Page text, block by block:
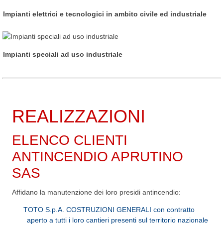
Impianti elettrici e tecnologici in ambito civile ed industriale
Impianti speciali ad uso industriale
REALIZZAZIONI
ELENCO CLIENTI
ANTINCENDIO APRUTINO
SAS
Affidano la manutenzione dei loro presidi antincendio:
TOTO S.p.A. COSTRUZIONI GENERALI con contratto
aperto a tutti i loro cantieri presenti sul territorio nazionale